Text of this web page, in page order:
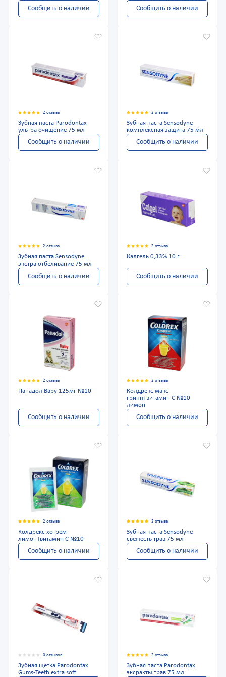
Сообщить о наличии Сообщить о наличии
2 отзыва
Зубная паста Parodontax
ультра очищение 75 мл
Сообщить о наличии
2 отзыва
Зубная паста Sensodyne
комплексная защита 75 мл
Сообщить о наличии
2 отзыва
Зубная паста Sensodyne
экстра отбеливание 75 мл
Сообщить о наличии
2 отзыва
Калгель 0,33% 10 г
Сообщить о наличии
2 отзыва
Панадол Baby 125мг №10
Сообщить о наличии
2 отзыва
Колдрекс макс
грипп+витамин С №10
лимон
Сообщить о наличии
2 отзыва
Колдрекс хотрем
лимон+витамин С №10
Сообщить о наличии
2 отзыва
Зубная паста Sensodyne
свежесть трав 75 мл
Сообщить о наличии
0 отзывов
Зубная щетка Parodontax
Gums-Teeth extra soft
2 отзыва
Зубная паста Parodontax
эксракты трав 75 мл